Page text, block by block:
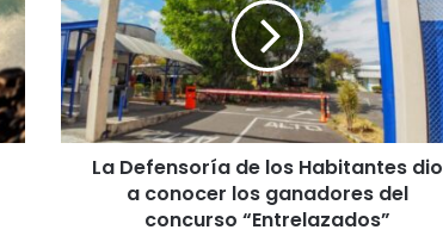
los
Habitantes
dio
a
conocer
los
ganadores
La Defensoría de los Habitantes dio
a conocer los ganadores del
concurso “Entrelazados”